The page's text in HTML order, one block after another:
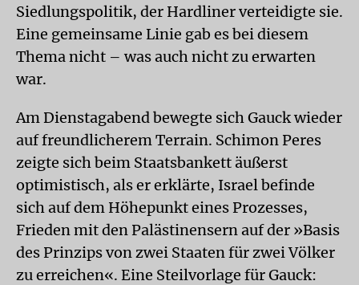
Siedlungspolitik, der Hardliner verteidigte sie.
Eine gemeinsame Linie gab es bei diesem
Thema nicht – was auch nicht zu erwarten
war.
Am Dienstagabend bewegte sich Gauck wieder
auf freundlicherem Terrain. Schimon Peres
zeigte sich beim Staatsbankett äußerst
optimistisch, als er erklärte, Israel befinde
sich auf dem Höhepunkt eines Prozesses,
Frieden mit den Palästinensern auf der »Basis
des Prinzips von zwei Staaten für zwei Völker
zu erreichen«. Eine Steilvorlage für Gauck: